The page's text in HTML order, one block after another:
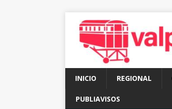
INICIO REGIONAL
PUBLIAVISOS